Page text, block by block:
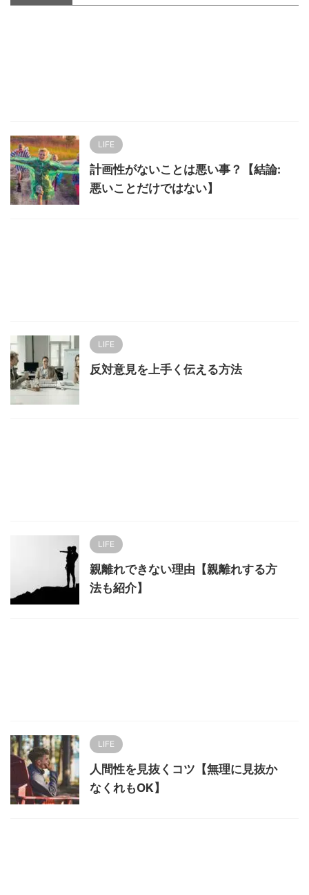
LIFE
計画性がないことは悪い事？【結論:
悪いことだけではない】
LIFE
反対意見を上手く伝える方法
LIFE
親離れできない理由【親離れする方
法も紹介】
LIFE
人間性を見抜くコツ【無理に見抜か
なくれもOK】